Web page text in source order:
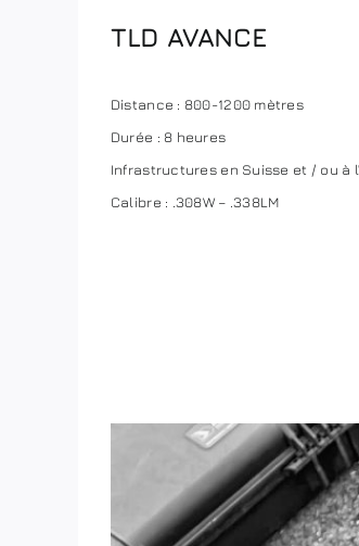
TLD AVANCE
Distance : 800-1200 mètres
Durée : 8 heures
Infrastructures en Suisse et / ou à
Calibre : .308W – .338LM